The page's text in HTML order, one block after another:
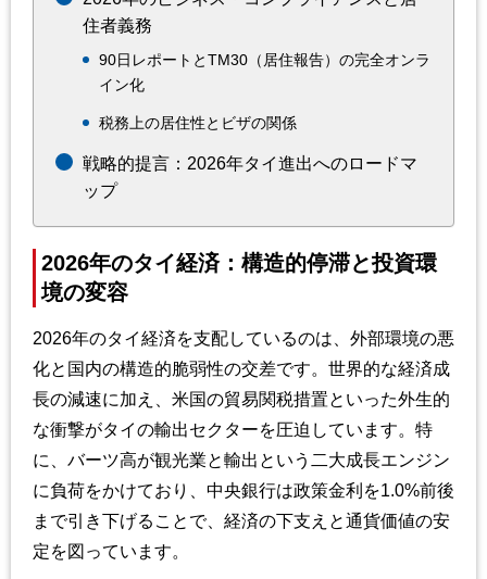
住者義務
90日レポートとTM30（居住報告）の完全オンラ
イン化
税務上の居住性とビザの関係
戦略的提言：2026年タイ進出へのロードマ
ップ
2026年のタイ経済：構造的停滞と投資環
境の変容
2026年のタイ経済を支配しているのは、外部環境の悪
化と国内の構造的脆弱性の交差です。世界的な経済成
長の減速に加え、米国の貿易関税措置といった外生的
な衝撃がタイの輸出セクターを圧迫しています。特
に、バーツ高が観光業と輸出という二大成長エンジン
に負荷をかけており、中央銀行は政策金利を1.0%前後
まで引き下げることで、経済の下支えと通貨価値の安
定を図っています。